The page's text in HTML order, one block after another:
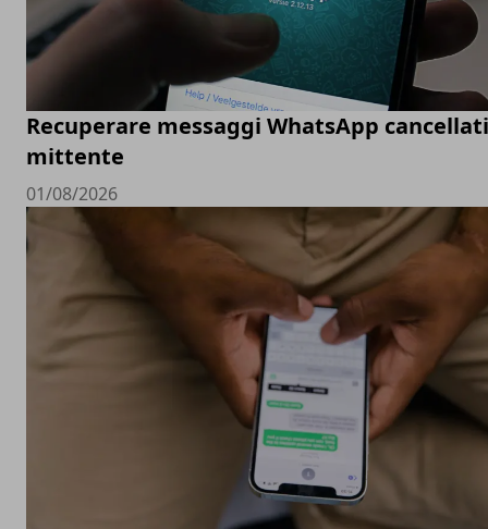
Recuperare messaggi WhatsApp
mittente
01/08/2026